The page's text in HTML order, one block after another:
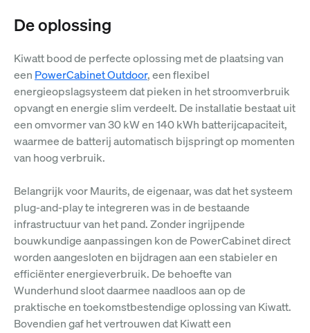
De oplossing
Kiwatt bood de perfecte oplossing met de plaatsing van
een PowerCabinet Outdoor, een flexibel
energieopslagsysteem dat pieken in het stroomverbruik
opvangt en energie slim verdeelt. De installatie bestaat uit
een omvormer van 30 kW en 140 kWh batterijcapaciteit,
waarmee de batterij automatisch bijspringt op momenten
van hoog verbruik.
Belangrijk voor Maurits, de eigenaar, was dat het systeem
plug-and-play te integreren was in de bestaande
infrastructuur van het pand. Zonder ingrijpende
bouwkundige aanpassingen kon de PowerCabinet direct
worden aangesloten en bijdragen aan een stabieler en
efficiënter energieverbruik. De behoefte van
Wunderhund sloot daarmee naadloos aan op de
praktische en toekomstbestendige oplossing van Kiwatt.
Bovendien gaf het vertrouwen dat Kiwatt een